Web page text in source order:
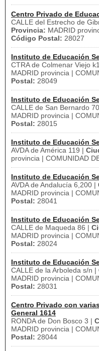
Centro Privado de
CALLE del Estrecho de
Provincia: MADRID
Código Postal: 28027
Instituto de Educación
CTRA de Colmenar Viejo
MADRID provincia |
Postal: 28049
Instituto de Educación
CALLE de San Bernardo
MADRID provincia |
Postal: 28015
Instituto de Educación
AVDA de América 119 |
provincia | COMUNIDAD
Instituto de Educación
AVDA de Andalucía 6,200 |
MADRID provincia |
Postal: 28041
Instituto de Educación
CALLE de Maqueda 86 |
MADRID provincia |
Postal: 28024
Instituto de Educación
CALLE de la Arboleda s/n |
MADRID provincia |
Postal: 28031
Centro Privado con
General 1614
RONDA de Don Bosco 3 |
MADRID provincia |
Postal: 28044